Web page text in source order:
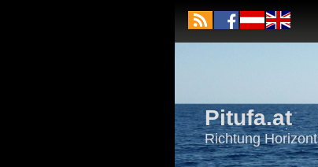
Pitufa.at
Richtung Horizont